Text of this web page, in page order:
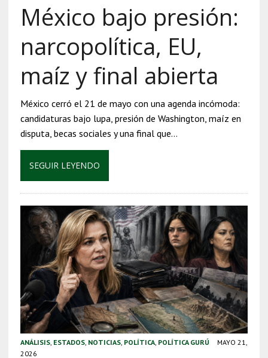
México bajo presión:
narcopolítica, EU,
maíz y final abierta
México cerró el 21 de mayo con una agenda incómoda:
candidaturas bajo lupa, presión de Washington, maíz en
disputa, becas sociales y una final que…
SEGUIR LEYENDO
ANÁLISIS, ESTADOS, NOTICIAS, POLÍTICA, POLÍTICA GURÚ
MAYO 21,
2026